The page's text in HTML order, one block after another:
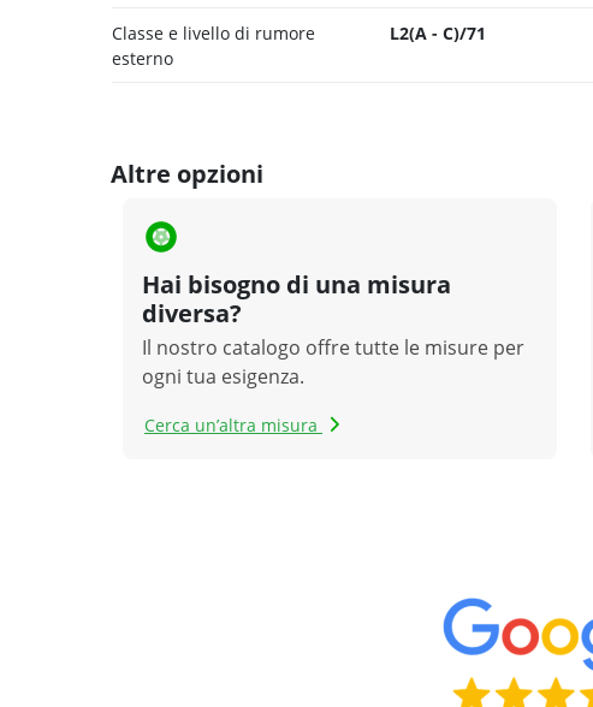
Classe e livello di rumore
esterno
L2(A - C)/71
Altre opzioni
Hai bisogno di una misura
diversa?
Il nostro catalogo offre tutte le misure per
ogni tua esigenza.
Cerca un’altra misura